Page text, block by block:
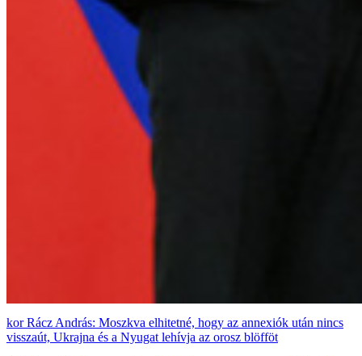
Rácz András: Moszkva elhitetné, hogy az annexiók után nincs
visszaút, Ukrajna és a Nyugat lehívja az orosz blöfföt